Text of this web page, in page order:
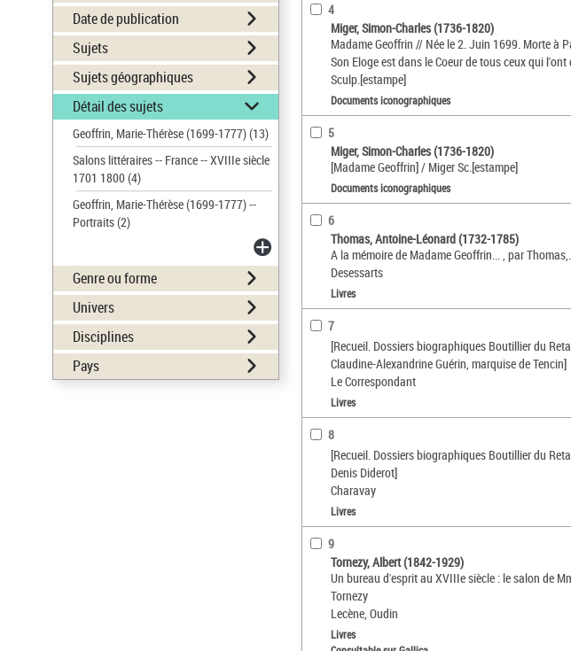
Date de publication
Sujets
Sujets géographiques
Détail des sujets
Geoffrin, Marie-Thérèse (1699-1777)(13)
Salons littéraires -- France -- XVIIIe siècle
1701 1800(4)
Geoffrin, Marie-Thérèse (1699-1777) --
Portraits(2)
Genre ou forme
Univers
Disciplines
Pays
4
Miger, Simon-Charles (1736-1820)
Madame Geoffrin // Née le 2. Juin 1699. Morte à
Son Eloge est dans le Coeur de tous ceux qui l'ont
Sculp.[estampe]
Documents iconographiques
5
Miger, Simon-Charles (1736-1820)
[Madame Geoffrin] / Miger Sc.[estampe]
Documents iconographiques
6
Thomas, Antoine-Léonard (1732-1785)
A la mémoire de Madame Geoffrin... , par
Desessarts
Livres
7
[Recueil. Dossiers biographiques Boutillier du
Claudine-Alexandrine Guérin, marquise de Tencin]
Le Correspondant
Livres
8
[Recueil. Dossiers biographiques Boutillier du
Denis Diderot]
Charavay
Livres
9
Tornezy, Albert (1842-1929)
Un bureau d'esprit au XVIIIe siècle : le salon de
Tornezy
Lecène, Oudin
Livres